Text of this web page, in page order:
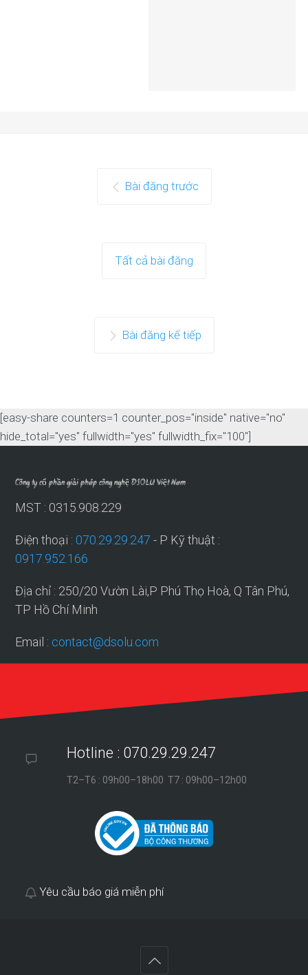
Bài đăng trước
Tất cả bài đăng
Bài đăng kế tiếp
[easy-share counters=1 counter_pos="inside" native="no"
hide_total="yes" fullwidth="yes" fullwidth_fix="100"]
Công ty cổ phần giải pháp công nghệ DSOLU Việt Nam
MST : 0315.908.229
Điện thoại : 070.29.29.247 - P Kỹ thuật :
0917.952.166
Địa chỉ : 250/20 Vườn Lài,P Phú Thọ Hoà, Q Tân Phú,
TP Hồ Chí Minh
Email : contact@dsolu.com
Hotline : 070.29.29.247
T2–T6 : 09h00–18h00 T7 : 09h00–12h00
Yêu cầu báo giá miễn phí